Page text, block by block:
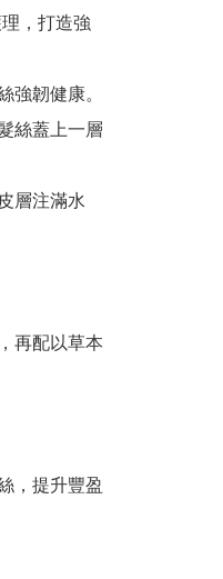
，打造強
強韌健康。
絲蓋上一層
層注滿水
再配以草本
，提升豐盈